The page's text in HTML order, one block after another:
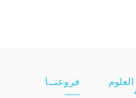
العلوم
فروعنــا